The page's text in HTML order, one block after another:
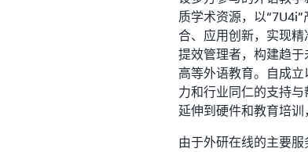
质学术资源，以
合、应用创新，实现精
提效管理者，构建趋
高等外语教育。自成
力和行业同仁的支持
延伸到硬件和教育培训
由于外研在线的主要